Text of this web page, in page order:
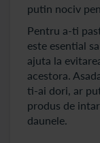
putin nociv
Pentru a-ti
este esential
ajuta la
acestora.
ti-ai dori, ar
produs de
daunele.